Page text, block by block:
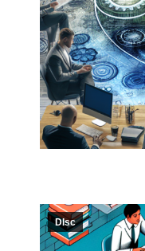
DIsc